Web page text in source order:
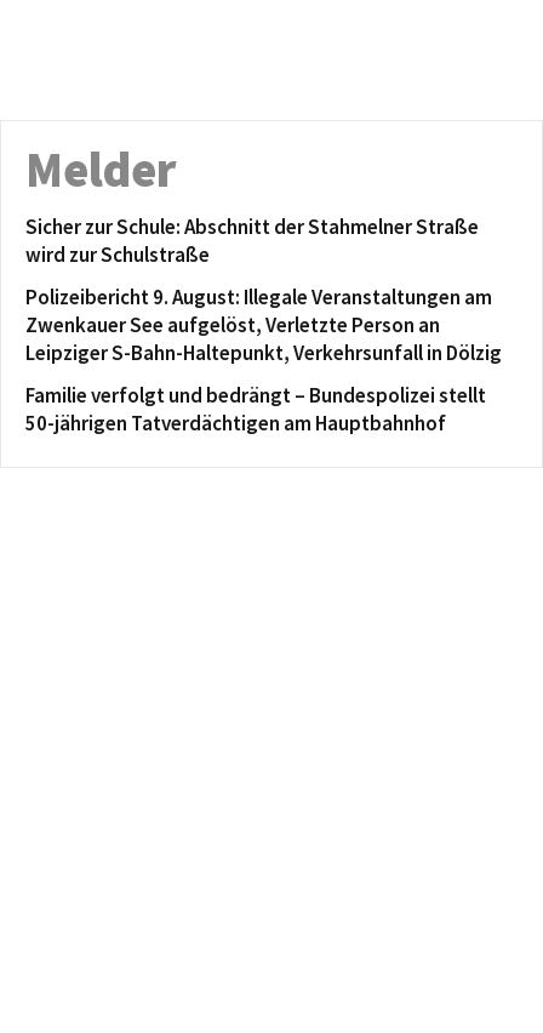
Melder
Sicher zur Schule: Abschnitt der Stahmelner Straße
wird zur Schulstraße
Polizeibericht 9. August: Illegale Veranstaltungen am
Zwenkauer See aufgelöst, Verletzte Person an
Leipziger S-Bahn-Haltepunkt, Verkehrsunfall in Dölzig
Familie verfolgt und bedrängt – Bundespolizei stellt
50-jährigen Tatverdächtigen am Hauptbahnhof